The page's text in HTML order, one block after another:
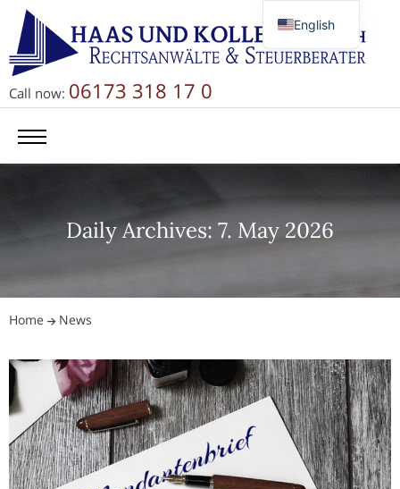
Call now: 06173 318 17 0
Daily Archives: 7. May 2026
Home News
English
Deutsch
简体中文